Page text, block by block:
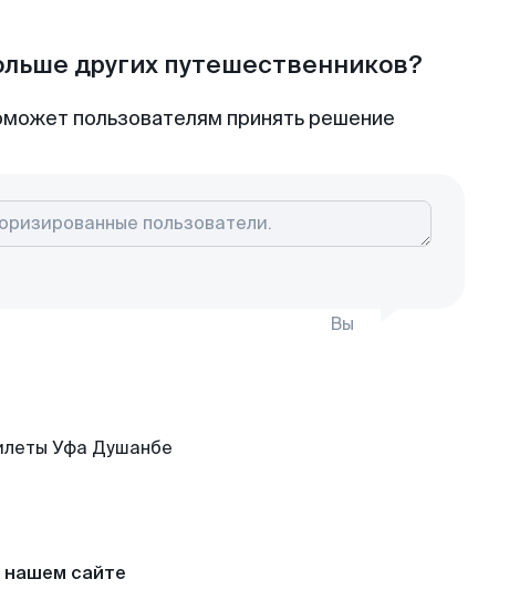
других путешественников?
пользователям принять решение
Вы
нашем сайте